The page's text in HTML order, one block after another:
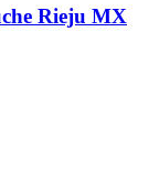
Rieju MX